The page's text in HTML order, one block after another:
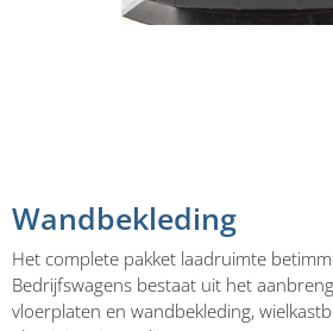
Wandbekleding
Het complete pakket laadruimte
Bedrijfswagens bestaat uit het
vloerplaten en wandbekleding,